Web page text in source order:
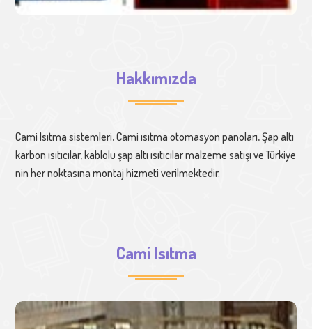
Hakkımızda
Cami Isıtma sistemleri, Cami ısıtma otomasyon panoları, Şap altı
karbon ısıtıcılar, kablolu şap altı ısıtıcılar malzeme satışı ve Türkiye
nin her noktasına montaj hizmeti verilmektedir.
Cami Isıtma